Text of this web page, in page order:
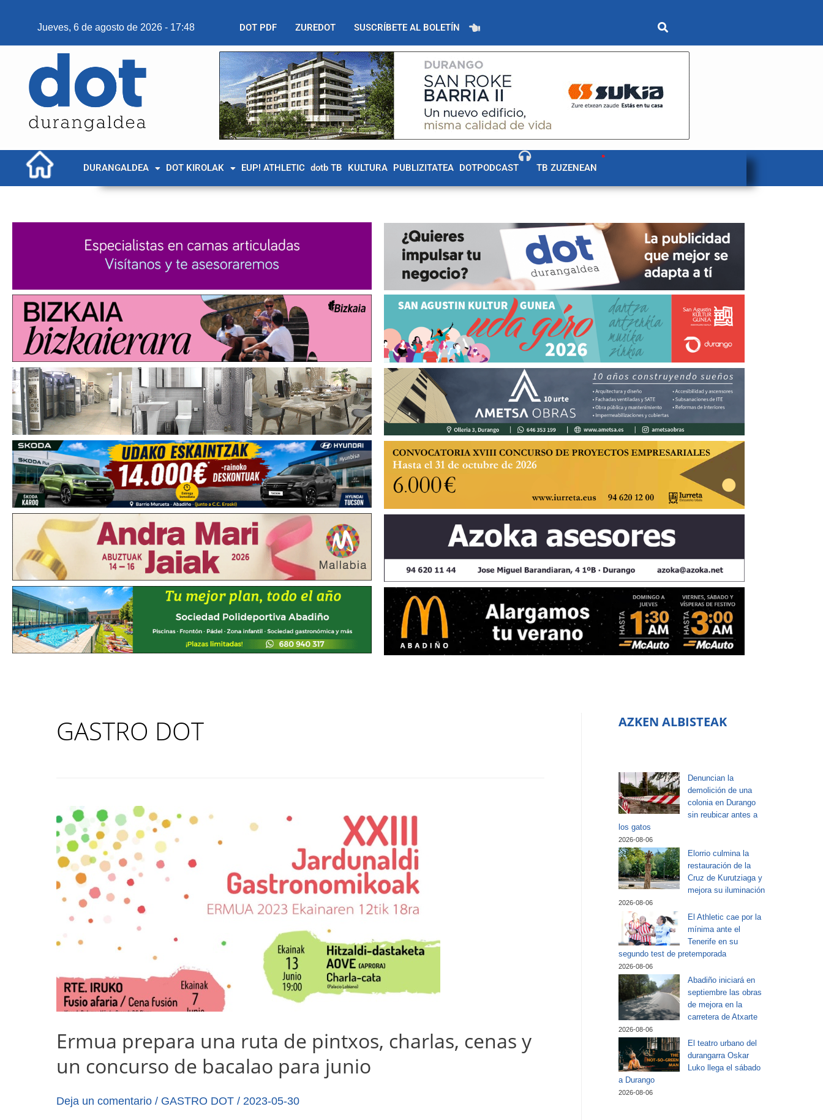
Jueves, 6 de agosto de 2026 - 17:48 DOT PDF ZUREDOT SUSCRÍBETE AL BOLETÍN
DURANGALDEA DOT KIROLAK EUP! ATHLETIC dotb TB KULTURA PUBLIZITATEA DOTPODCAST TB ZUZENEAN
GASTRO DOT
Ermua prepara una ruta de pintxos, charlas, cenas y
un concurso de bacalao para junio
Deja un comentario / GASTRO DOT / 2023-05-30
AZKEN ALBISTEAK
Denuncian la
demolición de una
colonia en Durango
sin reubicar antes a
los gatos
2026-08-06
Elorrio culmina la
restauración de la
Cruz de Kurutziaga y
mejora su iluminación
2026-08-06
El Athletic cae por la
mínima ante el
Tenerife en su
segundo test de pretemporada
2026-08-06
Abadiño iniciará en
septiembre las obras
de mejora en la
carretera de Atxarte
2026-08-06
El teatro urbano del
durangarra Oskar
Luko llega el sábado
a Durango
2026-08-06